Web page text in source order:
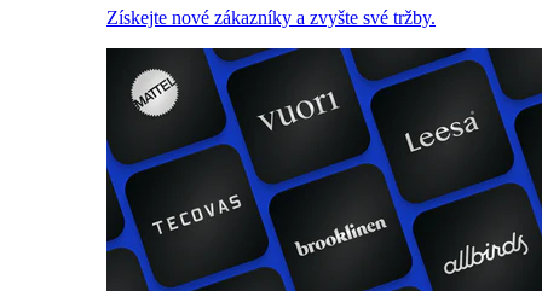
Získejte nové zákazníky a zvyšte své tržby.